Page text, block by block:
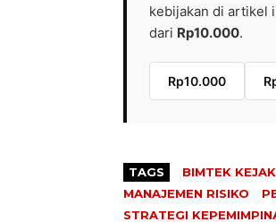
kebijakan di artikel
dari Rp10.000.
Rp10.000
TAGS BIMTEK
MANAJEMEN RISIKO
STRATEGI